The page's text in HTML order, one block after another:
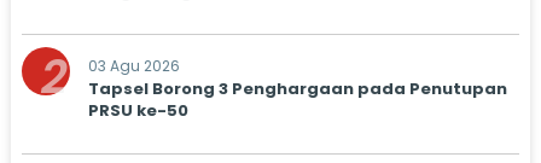
2 03 Agu 2026
Tapsel Borong 3 Penghargaan pada Penutupan
PRSU ke-50